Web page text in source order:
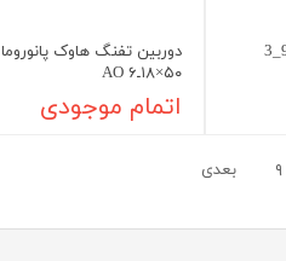
دوربین تفنگ هاوک 50×9_3
دوربین تفنگ هاوک پانوروما
۵۰×۱۸ـ۶ AO
اتمام موجودی
۹ بعدی